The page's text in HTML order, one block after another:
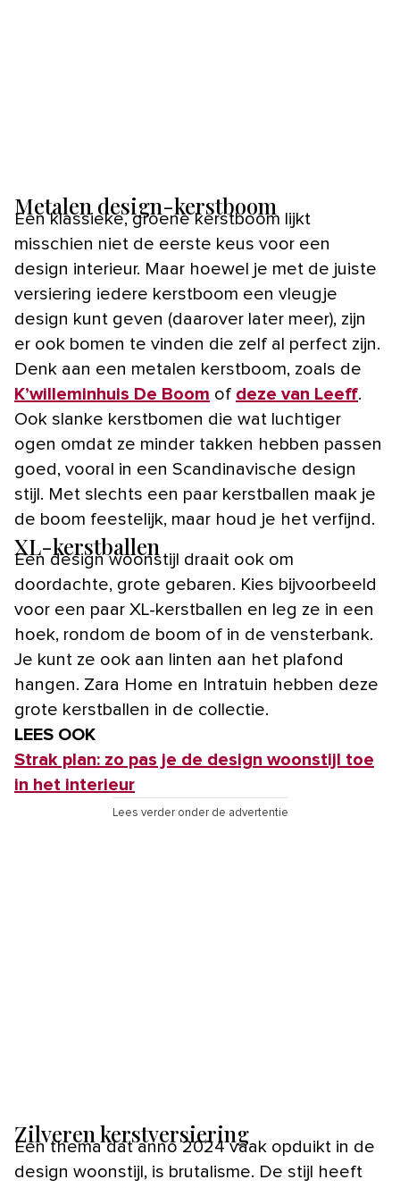
Metalen design-kerstboom
Een klassieke, groene kerstboom lijkt
misschien niet de eerste keus voor een
design interieur. Maar hoewel je met de juiste
versiering iedere kerstboom een vleugje
design kunt geven (daarover later meer), zijn
er ook bomen te vinden die zelf al perfect zijn.
Denk aan een metalen kerstboom, zoals de
K’willeminhuis De Boom of deze van Leeff.
Ook slanke kerstbomen die wat luchtiger
ogen omdat ze minder takken hebben passen
goed, vooral in een Scandinavische design
stijl. Met slechts een paar kerstballen maak je
de boom feestelijk, maar houd je het verfijnd.
XL-kerstballen
Een design woonstijl draait ook om
doordachte, grote gebaren. Kies bijvoorbeeld
voor een paar XL-kerstballen en leg ze in een
hoek, rondom de boom of in de vensterbank.
Je kunt ze ook aan linten aan het plafond
hangen. Zara Home en Intratuin hebben deze
grote kerstballen in de collectie.
LEES OOK
Strak plan: zo pas je de design woonstijl toe
in het interieur
Lees verder onder de advertentie
Zilveren kerstversiering
Een thema dat anno 2024 vaak opduikt in de
design woonstijl, is brutalisme. De stijl heeft